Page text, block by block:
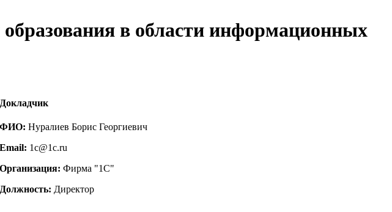
в области информационных
Докладчик
ФИО: Нуралиев Борис Георгиевич
Email: 1c@1c.ru
Организация: Фирма "1С"
Должность: Директор